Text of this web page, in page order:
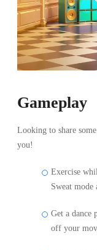
Gameplay
Looking to share
you!
Exercise
Sweat mode
Get a dance
off your